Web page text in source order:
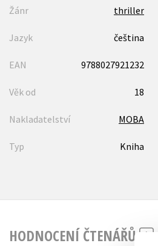
Žánr thriller
Jazyk čeština
EAN 9788027921232
Věk od 18
Nakladatelství MOBA
Typ Kniha
HODNOCENÍ ČTENÁŘŮ